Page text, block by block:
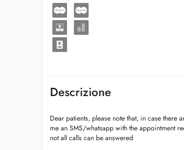
Descrizione
Dear patients, please note that, in case there
me an SMS/whatsapp with the appointment
not all calls can be answered